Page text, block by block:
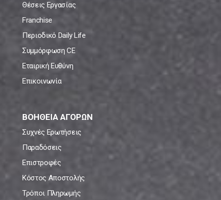
Θέσεις Εργασίας
Franchise
Περιοδικό Daily Life
Συμμόρφωση CE
Εταιρική Ευθύνη
Επικοινωνία
ΒΟΗΘΕΙΑ ΑΓΟΡΩΝ
Συχνές Ερωτήσεις
Παραδόσεις
Επιστροφές
Κόστος Αποστολής
Τρόποι Πληρωμής